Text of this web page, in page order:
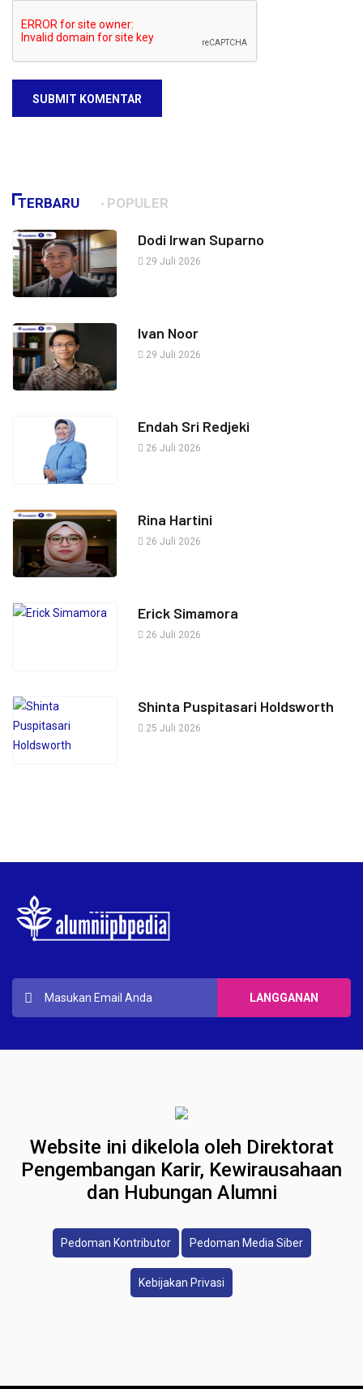
SUBMIT KOMENTAR
TERBARU POPULER
Dodi Irwan Suparno
29 Juli 2026
Ivan Noor
29 Juli 2026
Endah Sri Redjeki
26 Juli 2026
Rina Hartini
26 Juli 2026
Erick Simamora
26 Juli 2026
Shinta Puspitasari Holdsworth
25 Juli 2026
Website ini dikelola oleh Direktorat
Pengembangan Karir, Kewirausahaan
dan Hubungan Alumni
Pedoman Kontributor Pedoman Media Siber
Kebijakan Privasi